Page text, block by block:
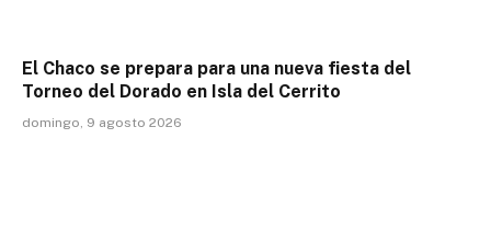
El Chaco se prepara para una nueva fiesta del
Torneo del Dorado en Isla del Cerrito
domingo, 9 agosto 2026